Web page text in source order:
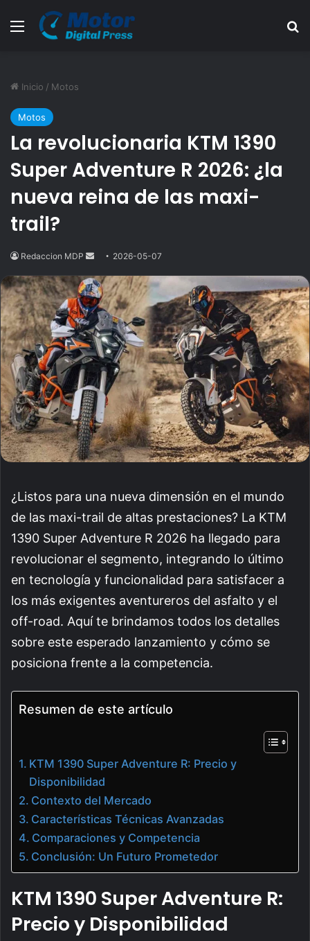
Menú
Inicio / Motos
Motos
La revolucionaria KTM 1390
Super Adventure R 2026: ¿la
nueva reina de las maxi-
trail?
Redaccion MDP
Send
email
2026-05-07
¿Listos para una nueva dimensión en el mundo
de las maxi-trail de altas prestaciones? La KTM
1390 Super Adventure R 2026 ha llegado para
revolucionar el segmento, integrando lo último
en tecnología y funcionalidad para satisfacer a
los más exigentes aventureros del asfalto y el
off-road. Aquí te brindamos todos los detalles
sobre este esperado lanzamiento y cómo se
posiciona frente a la competencia.
Resumen de este artículo
KTM 1390 Super Adventure R: Precio y
Disponibilidad
Contexto del Mercado
Características Técnicas Avanzadas
Comparaciones y Competencia
Conclusión: Un Futuro Prometedor
KTM 1390 Super Adventure R:
Precio y Disponibilidad